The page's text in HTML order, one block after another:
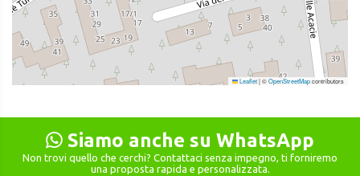
Leaflet|©OpenStreetMapcontributors
Siamo anche su WhatsApp
Non trovi quello che cerchi? Contattaci senza impegno, ti forniremo
una proposta rapida e personalizzata.